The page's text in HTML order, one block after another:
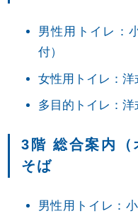
男性用トイレ：
付）
女性用トイレ：洋
多目的トイレ：洋
3階 総合案内（
そば
男性用トイレ：